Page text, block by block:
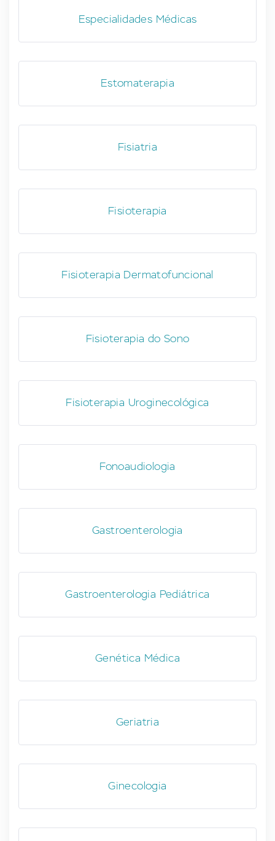
Especialidades Médicas
Estomaterapia
Fisiatria
Fisioterapia
Fisioterapia Dermatofuncional
Fisioterapia do Sono
Fisioterapia Uroginecológica
Fonoaudiologia
Gastroenterologia
Gastroenterologia Pediátrica
Genética Médica
Geriatria
Ginecologia